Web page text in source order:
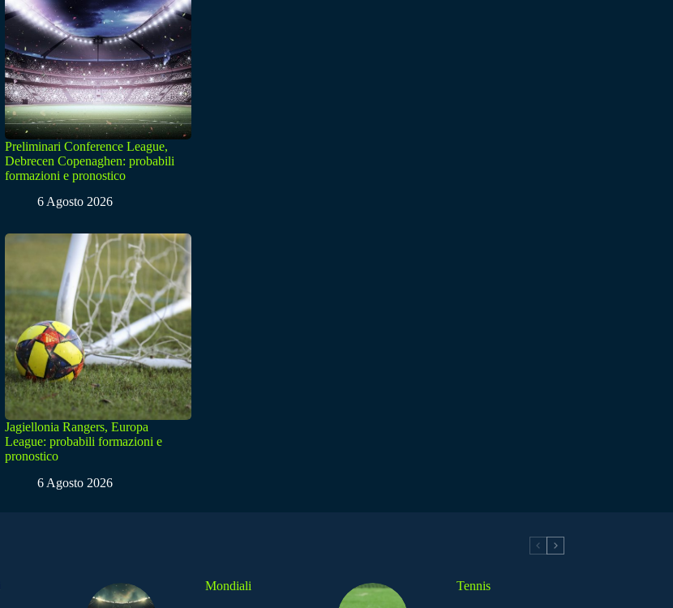
Preliminari Conference League,
Debrecen Copenaghen: probabili
formazioni e pronostico
6 Agosto 2026
Jagiellonia Rangers, Europa
League: probabili formazioni e
pronostico
6 Agosto 2026
Mondiali Tennis